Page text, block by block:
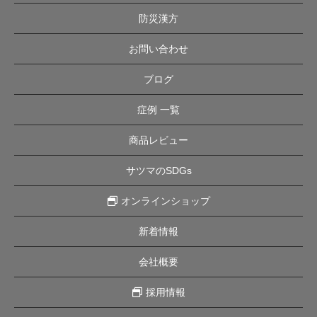
防災漢方
お問い合わせ
ブログ
症例 一覧
商品レビュー
サツマのSDGs
オンラインショップ
新着情報
会社概要
採用情報